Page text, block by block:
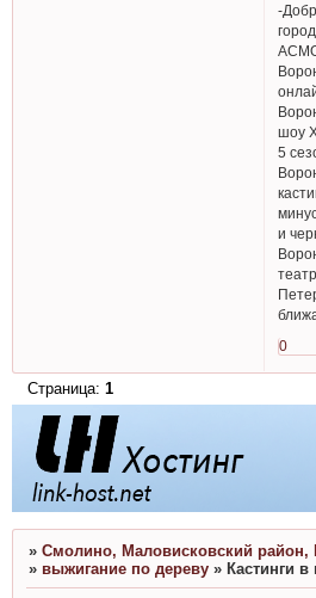
-
шоу
5
и
0
Страница: 1
» Смолино, Маловисковский район,
» выжигание по дереву » Кастинги